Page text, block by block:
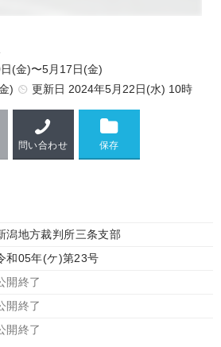
(金)〜5月17日(金)
) 更新日 2024年5月22日(水) 10時
問い合わせ
潟地方裁判所三条支部
和05年(ケ)第23号
開終了
開終了
開終了